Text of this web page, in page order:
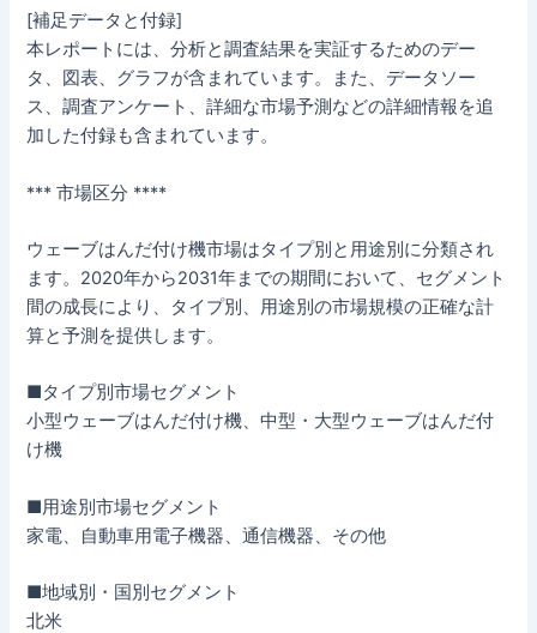
[補足データと付録]
本レポートには、分析と調査結果を実証するためのデー
タ、図表、グラフが含まれています。また、データソー
ス、調査アンケート、詳細な市場予測などの詳細情報を追
加した付録も含まれています。
*** 市場区分 ****
ウェーブはんだ付け機市場はタイプ別と用途別に分類され
ます。2020年から2031年までの期間において、セグメント
間の成長により、タイプ別、用途別の市場規模の正確な計
算と予測を提供します。
■タイプ別市場セグメント
小型ウェーブはんだ付け機、中型・大型ウェーブはんだ付
け機
■用途別市場セグメント
家電、自動車用電子機器、通信機器、その他
■地域別・国別セグメント
北米